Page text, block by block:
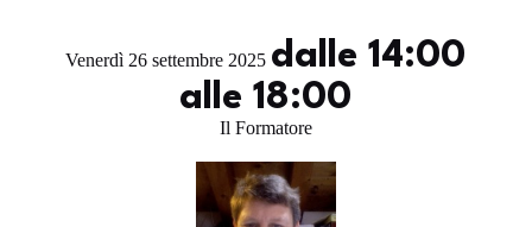
Venerdì 26 settembre 2025 dalle 14:00
alle 18:00
Il Formatore